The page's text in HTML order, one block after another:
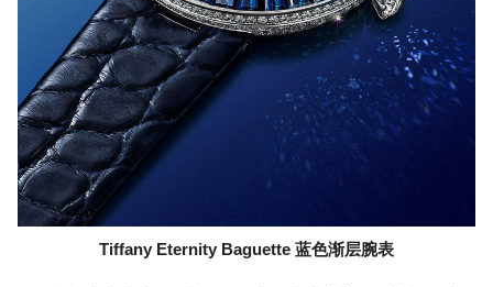
Tiffany Eternity Baguette 蓝色渐层腕表